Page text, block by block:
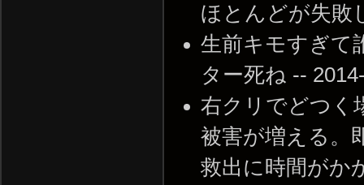
ほとんどが失敗
生前キモすぎて
ター死ね --
右クリでどつく
被害が増える。
救出に時間がか